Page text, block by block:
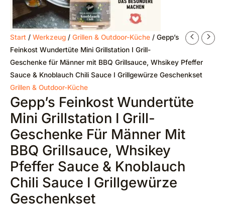
Start / Werkzeug / Grillen & Outdoor-Küche / Gepp’s
Feinkost Wundertüte Mini Grillstation I Grill-
Geschenke für Männer mit BBQ Grillsauce, Whsikey Pfeffer
Sauce & Knoblauch Chili Sauce I Grillgewürze Geschenkset
Grillen & Outdoor-Küche
Gepp’s Feinkost Wundertüte
Mini Grillstation I Grill-
Geschenke Für Männer Mit
BBQ Grillsauce, Whsikey
Pfeffer Sauce & Knoblauch
Chili Sauce I Grillgewürze
Geschenkset